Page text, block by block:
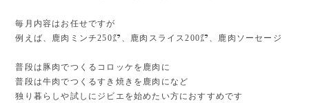
毎月内容はお任せですが
例えば、鹿肉ミンチ250㌘、鹿肉スライス200㌘、鹿肉ソーセージ
普段は豚肉でつくるコロッケを鹿肉に
普段は牛肉でつくるすき焼きを鹿肉になど
独り暮らしや試しにジビエを始めたい方におすすめです